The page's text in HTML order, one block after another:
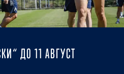
ДО 11 АВГУСТ